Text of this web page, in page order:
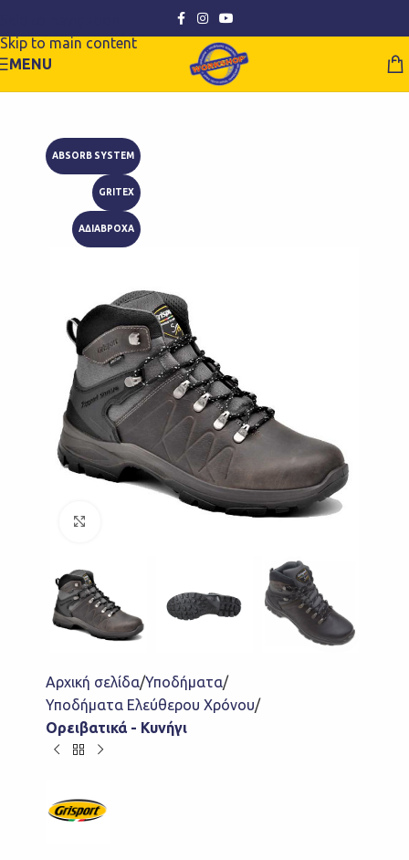
Skip to main content
MENU
ABSORB SYSTEM
GRITEX
ΑΔΙΑΒΡΟΧΑ
Αρχική σελίδα Υποδήματα
Υποδήματα Ελεύθερου Χρόνου
Ορειβατικά - Κυνήγι